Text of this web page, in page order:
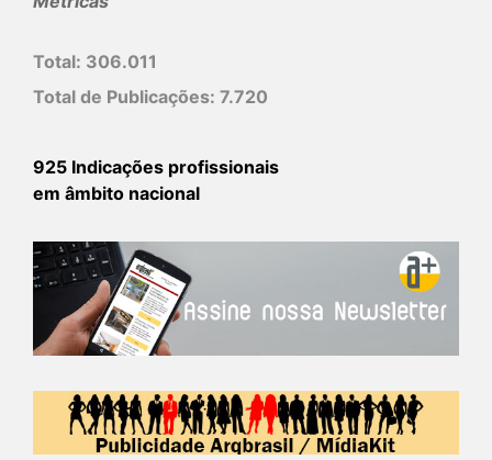
Total: 306.011
Total de Publicações: 7.720
925 Indicações profissionais
em âmbito nacional